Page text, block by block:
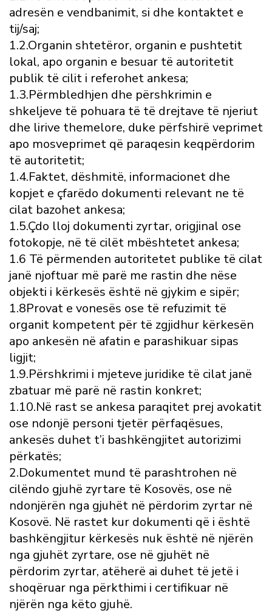
adresën e vendbanimit, si dhe kontaktet e
tij/saj;
1.2.Organin shtetëror, organin e pushtetit
lokal, apo organin e besuar të autoritetit
publik të cilit i referohet ankesa;
1.3.Përmbledhjen dhe përshkrimin e
shkeljeve të pohuara të të drejtave të njeriut
dhe lirive themelore, duke përfshirë veprimet
apo mosveprimet që paraqesin keqpërdorim
të autoritetit;
1.4.Faktet, dëshmitë, informacionet dhe
kopjet e çfarëdo dokumenti relevant ne të
cilat bazohet ankesa;
1.5.Çdo lloj dokumenti zyrtar, origjinal ose
fotokopje, në të cilët mbështetet ankesa;
1.6 Të përmenden autoritetet publike të cilat
janë njoftuar më parë me rastin dhe nëse
objekti i kërkesës është në gjykim e sipër;
1.8Provat e vonesës ose të refuzimit të
organit kompetent për të zgjidhur kërkesën
apo ankesën në afatin e parashikuar sipas
ligjit;
1.9.Përshkrimi i mjeteve juridike të cilat janë
zbatuar më parë në rastin konkret;
1.10.Në rast se ankesa paraqitet prej avokatit
ose ndonjë personi tjetër përfaqësues,
ankesës duhet t’i bashkëngjitet autorizimi
përkatës;
2.Dokumentet mund të parashtrohen në
cilëndo gjuhë zyrtare të Kosovës, ose në
ndonjërën nga gjuhët në përdorim zyrtar në
Kosovë. Në rastet kur dokumenti që i është
bashkëngjitur kërkesës nuk është në njërën
nga gjuhët zyrtare, ose në gjuhët në
përdorim zyrtar, atëherë ai duhet të jetë i
shoqëruar nga përkthimi i certifikuar në
njërën nga këto gjuhë.